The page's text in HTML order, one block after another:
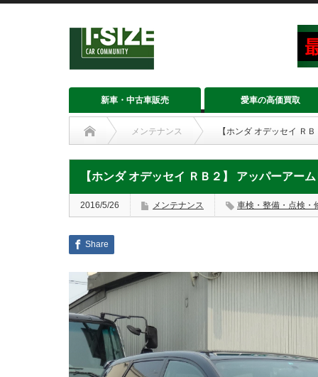
新車・中古車販売 愛車の高価買取
メンテナンス 【ホンダ オデッセイ Ｒ
【ホンダ オデッセイ ＲＢ２】 アッパーアー
2016/5/26 メンテナンス 車検・整備・点検・
Share